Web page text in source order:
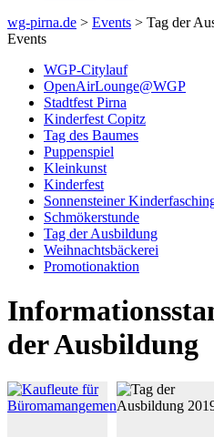
wg-pirna.de > Events > Tag der
Events
WGP-Citylauf
OpenAirLounge@WGP
Stadtfest Pirna
Kinderfest Copitz
Tag des Baumes
Puppenspiel
Kleinkunst
Kinderfest
Sonnensteiner
Schmökerstunde
Tag der Ausbildung
Weihnachtsbäckerei
Promotionaktion
der Ausbildung